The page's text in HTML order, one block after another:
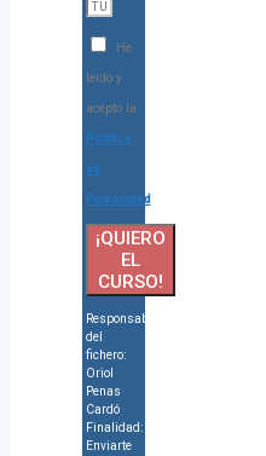
He
leído y
acepto la
Política
de
Privacidad
¡QUIERO
EL
CURSO!
Responsable
del
fichero:
Oriol
Penas
Cardó
Finalidad:
Enviarte